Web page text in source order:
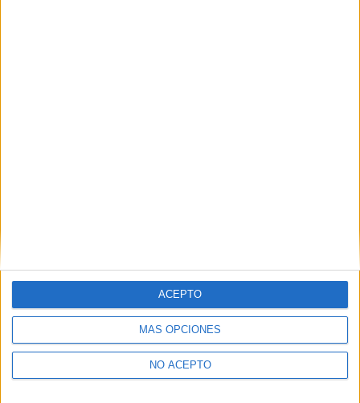
MÁS OPCIONES
NO ACEPTO
ACEPTO